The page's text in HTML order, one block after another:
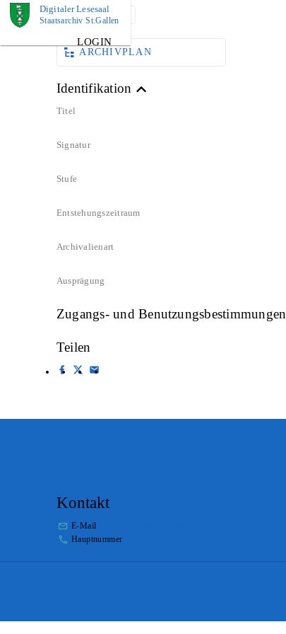
Digitaler Lesesaal
Staatsarchiv St.Gallen
LOGIN
DOKUMENT
ARCHIVPLAN
Identifikation
Titel
Signatur
Stufe
Entstehungszeitraum
Archivalienart
Ausprägung
Zugangs- und Benutzungsbestimmungen
Teilen
Kontakt
E-Mail
Hauptnummer